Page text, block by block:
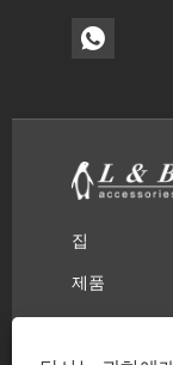
집
제품
다운로드